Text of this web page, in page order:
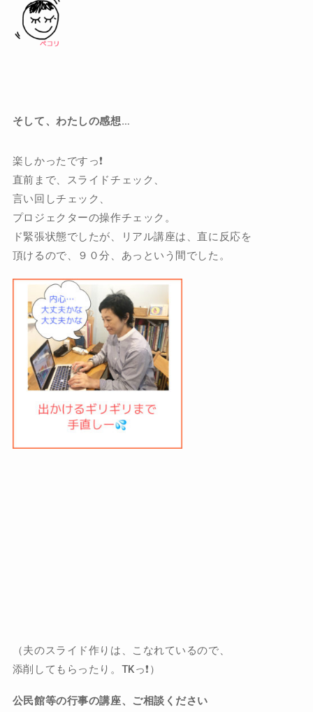
そして、わたしの感想…
楽しかったですっ❗️
直前まで、スライドチェック、
言い回しチェック、
プロジェクターの操作チェック。
ド緊張状態でしたが、リアル講座は、直に反応を
頂けるので、９０分、あっという間でした。
（夫のスライド作りは、こなれているので、
添削してもらったり。TKっ❗️）
公民館等の行事の講座、ご相談ください